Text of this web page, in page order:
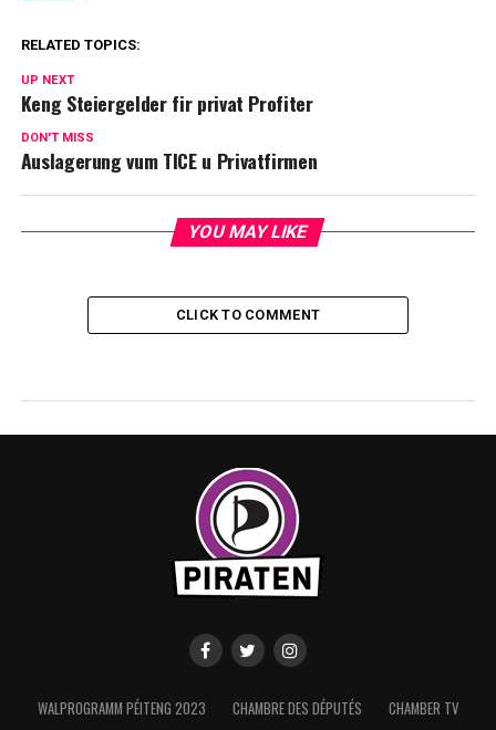
RELATED TOPICS:
UP NEXT
Keng Steiergelder fir privat Profiter
DON'T MISS
Auslagerung vum TICE u Privatfirmen
YOU MAY LIKE
CLICK TO COMMENT
WALPROGRAMM PÉITENG 2023 CHAMBRE DES DÉPUTÉS
CHAMBER TV